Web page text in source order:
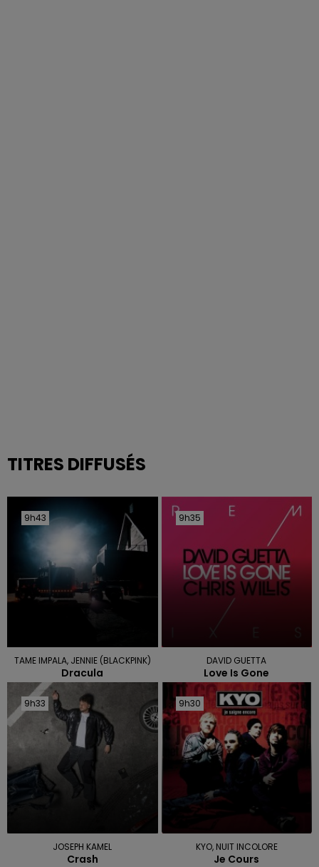
TITRES DIFFUSÉS
9h43
9h43
TAME IMPALA, JENNIE (BLACKPINK)
Dracula
9h35
9h35
DAVID GUETTA
Love Is Gone
9h33
9h33
JOSEPH KAMEL
Crash
9h30
9h30
KYO, NUIT INCOLORE
Je Cours